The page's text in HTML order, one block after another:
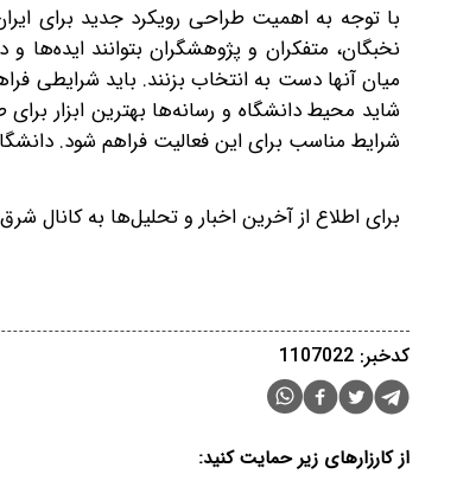
با توجه به اهمیت طراحی رویکرد جدید برای
نخبگان، متفکران و پژوهشگران بتوانند ایده‌ها
میان آنها دست به انتخاب بزنند. باید
شاید محیط دانشگاه و رسانه‌ها بهترین ابزار
شرایط مناسب برای این فعالیت فراهم شود.
برای اطلاع از آخرین اخبار و تحلیل‌ها به کانال
کدخبر: 1107022
از کارزارهای زیر حمایت کنید: